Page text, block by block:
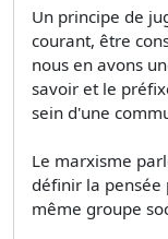
Un principe de
courant, être
nous en avons
savoir et le
sein d'une
Le marxisme
définir la pensée
même groupe